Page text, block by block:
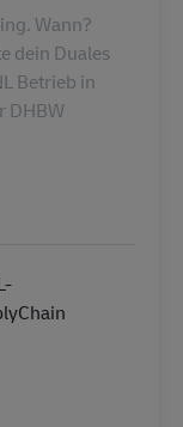
Wann?
dein Duales
Betrieb in
DHBW